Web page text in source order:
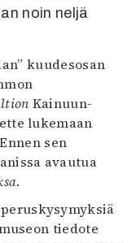
noin neljä
Kainuun-
lukemaan
sen
avautua
.
tiedote